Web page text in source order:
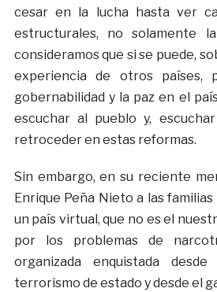
cesar en la lucha hasta ver
estructurales, no solamente
consideramos que si se puede,
experiencia de otros países,
gobernabilidad y la paz en el
escuchar al pueblo y,
retroceder en estas reformas.
Sin embargo, en su reciente
Enrique Peña Nieto a las
un país virtual, que no es el
por los problemas de
organizada enquistada
terrorismo de estado y desde el